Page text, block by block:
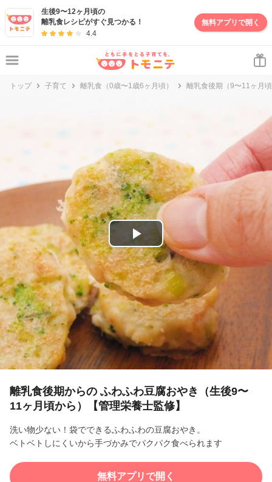
生後9〜12ヶ月頃の
離乳食レシピがすぐ見つかる！
4.4
無料アプリで開く
トップ 子育て 離乳食（0歳〜1歳6ヶ月頃） 離乳食後期（9〜11ヶ月
P
l
a
y
V
i
d
e
o
離乳食後期からの ふわふわ豆腐おやき（生後9〜
11ヶ月頃から）【管理栄養士監修】
洗い物少ない！袋でできるふわふわの豆腐おやき。
ベトベトしにくいから手づかみでパクパク食べられます
無料アプリで開く
妊娠・出産・子育て情報サイト | トモニテ